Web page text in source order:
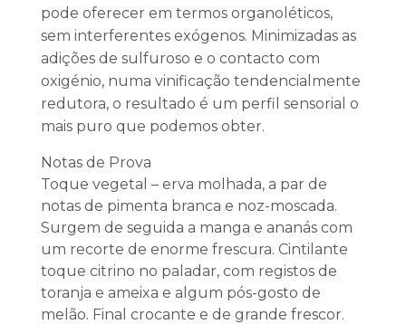
pode oferecer em termos organoléticos,
sem interferentes exógenos. Minimizadas as
adições de sulfuroso e o contacto com
oxigénio, numa vinificação tendencialmente
redutora, o resultado é um perfil sensorial o
mais puro que podemos obter.
Notas de Prova
Toque vegetal – erva molhada, a par de
notas de pimenta branca e noz-moscada.
Surgem de seguida a manga e ananás com
um recorte de enorme frescura. Cintilante
toque citrino no paladar, com registos de
toranja e ameixa e algum pós-gosto de
melão. Final crocante e de grande frescor.